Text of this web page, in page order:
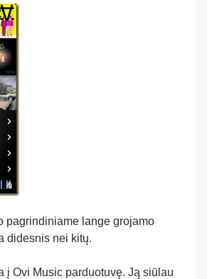
pagrindiniame lange grojamo
didesnis nei kitų.
į Ovi Music parduotuvę. Ją siūlau